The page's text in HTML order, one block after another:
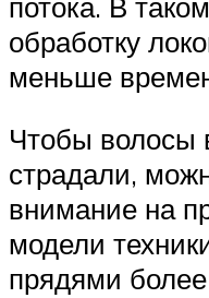
обработку
меньше
Чтобы волосы
страдали,
внимание на
модели
прядями